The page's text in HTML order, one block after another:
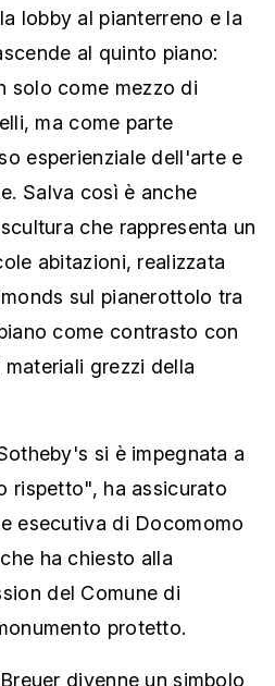
lobby al pianterreno e la
al quinto piano:
solo come mezzo di
ma come parte
esperienziale dell'arte e
Salva così è anche
che rappresenta un
abitazioni, realizzata
sul pianerottolo tra
come contrasto con
grezzi della
si è impegnata a
rispetto", ha assicurato
esecutiva di Docomomo
ha chiesto alla
del Comune di
protetto.
divenne un simbolo